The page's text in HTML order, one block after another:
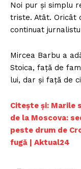
Noi pur și simplu
triste. Atât. Oricât
continuat
Mircea Barbu a
Stoica, față de
lui, dar și față de
Citește și: Marile
de la Moscova:
peste drum de
fugă | Aktual24